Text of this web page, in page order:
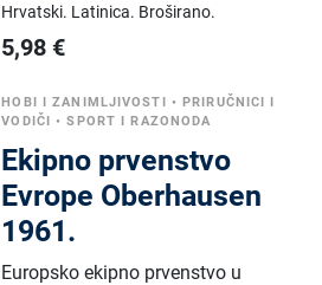
Hrvatski. Latinica. Broširano.
5,98 €
HOBI I ZANIMLJIVOSTI •PRIRUČNICI I
VODIČI •SPORT I RAZONODA
Ekipno prvenstvo
Evrope Oberhausen
1961.
Europsko ekipno prvenstvo u